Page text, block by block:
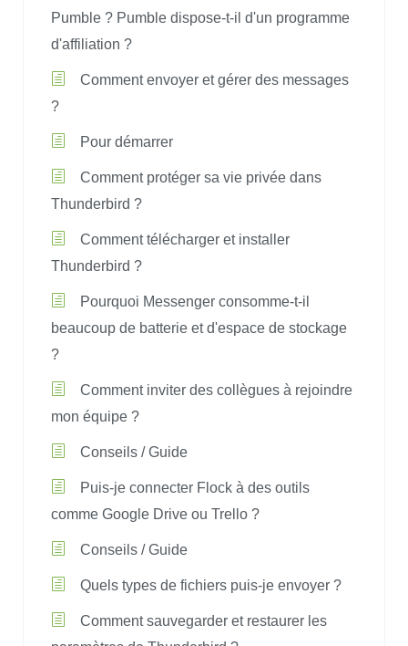
Pumble ? Pumble dispose-t-il d'un programme
d'affiliation ?
Comment envoyer et gérer des messages
?
Pour démarrer
Comment protéger sa vie privée dans
Thunderbird ?
Comment télécharger et installer
Thunderbird ?
Pourquoi Messenger consomme-t-il
beaucoup de batterie et d'espace de stockage
?
Comment inviter des collègues à rejoindre
mon équipe ?
Conseils / Guide
Puis-je connecter Flock à des outils
comme Google Drive ou Trello ?
Conseils / Guide
Quels types de fichiers puis-je envoyer ?
Comment sauvegarder et restaurer les